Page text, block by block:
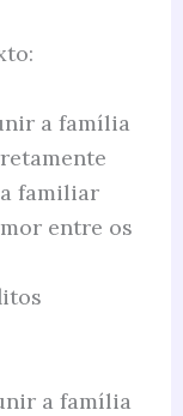
a família
familiar
entre os
a família